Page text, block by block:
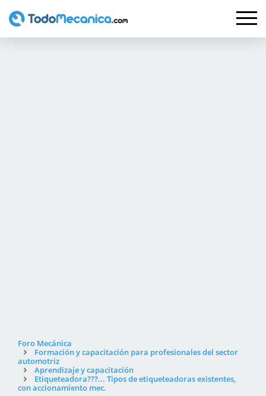
Foro Mecánica
Formación y capacitación para profesionales del sector
automotriz
Aprendizaje y capacitación
Etiqueteadora???... Tipos de etiqueteadoras existentes,
con accionamiento mec.